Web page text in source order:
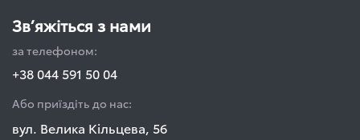
Зв’яжіться з нами
за телефоном:
+38 044 591 50 04
Або приїздіть до нас:
вул. Велика Кільцева, 56